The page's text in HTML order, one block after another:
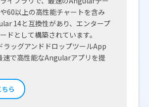
60以上の高性能チャートを含み
14と互換性があり、エンタープ
ドとして構築されています。
ラッグアンドドロップツールApp
で高性能なAngularアプリを提
ら